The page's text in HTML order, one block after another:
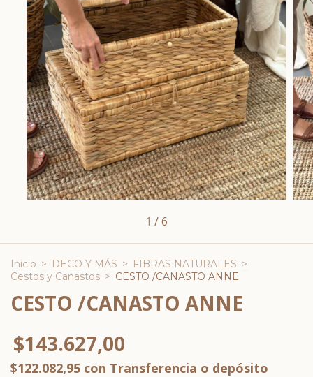
1 /6
Inicio > DECO Y MÁS > FIBRAS NATURALES >
Cestos y Canastos > CESTO /CANASTO ANNE
CESTO /CANASTO ANNE
$143.627,00
$122.082,95 con Transferencia o depósito